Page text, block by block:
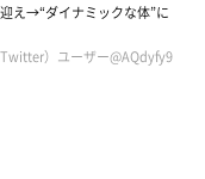
にしている宝物があ
なのでしょうか……？
でいる小さなぬいぐ
え→“ダイナミックな体”に
）ユーザー@AQdyfy9